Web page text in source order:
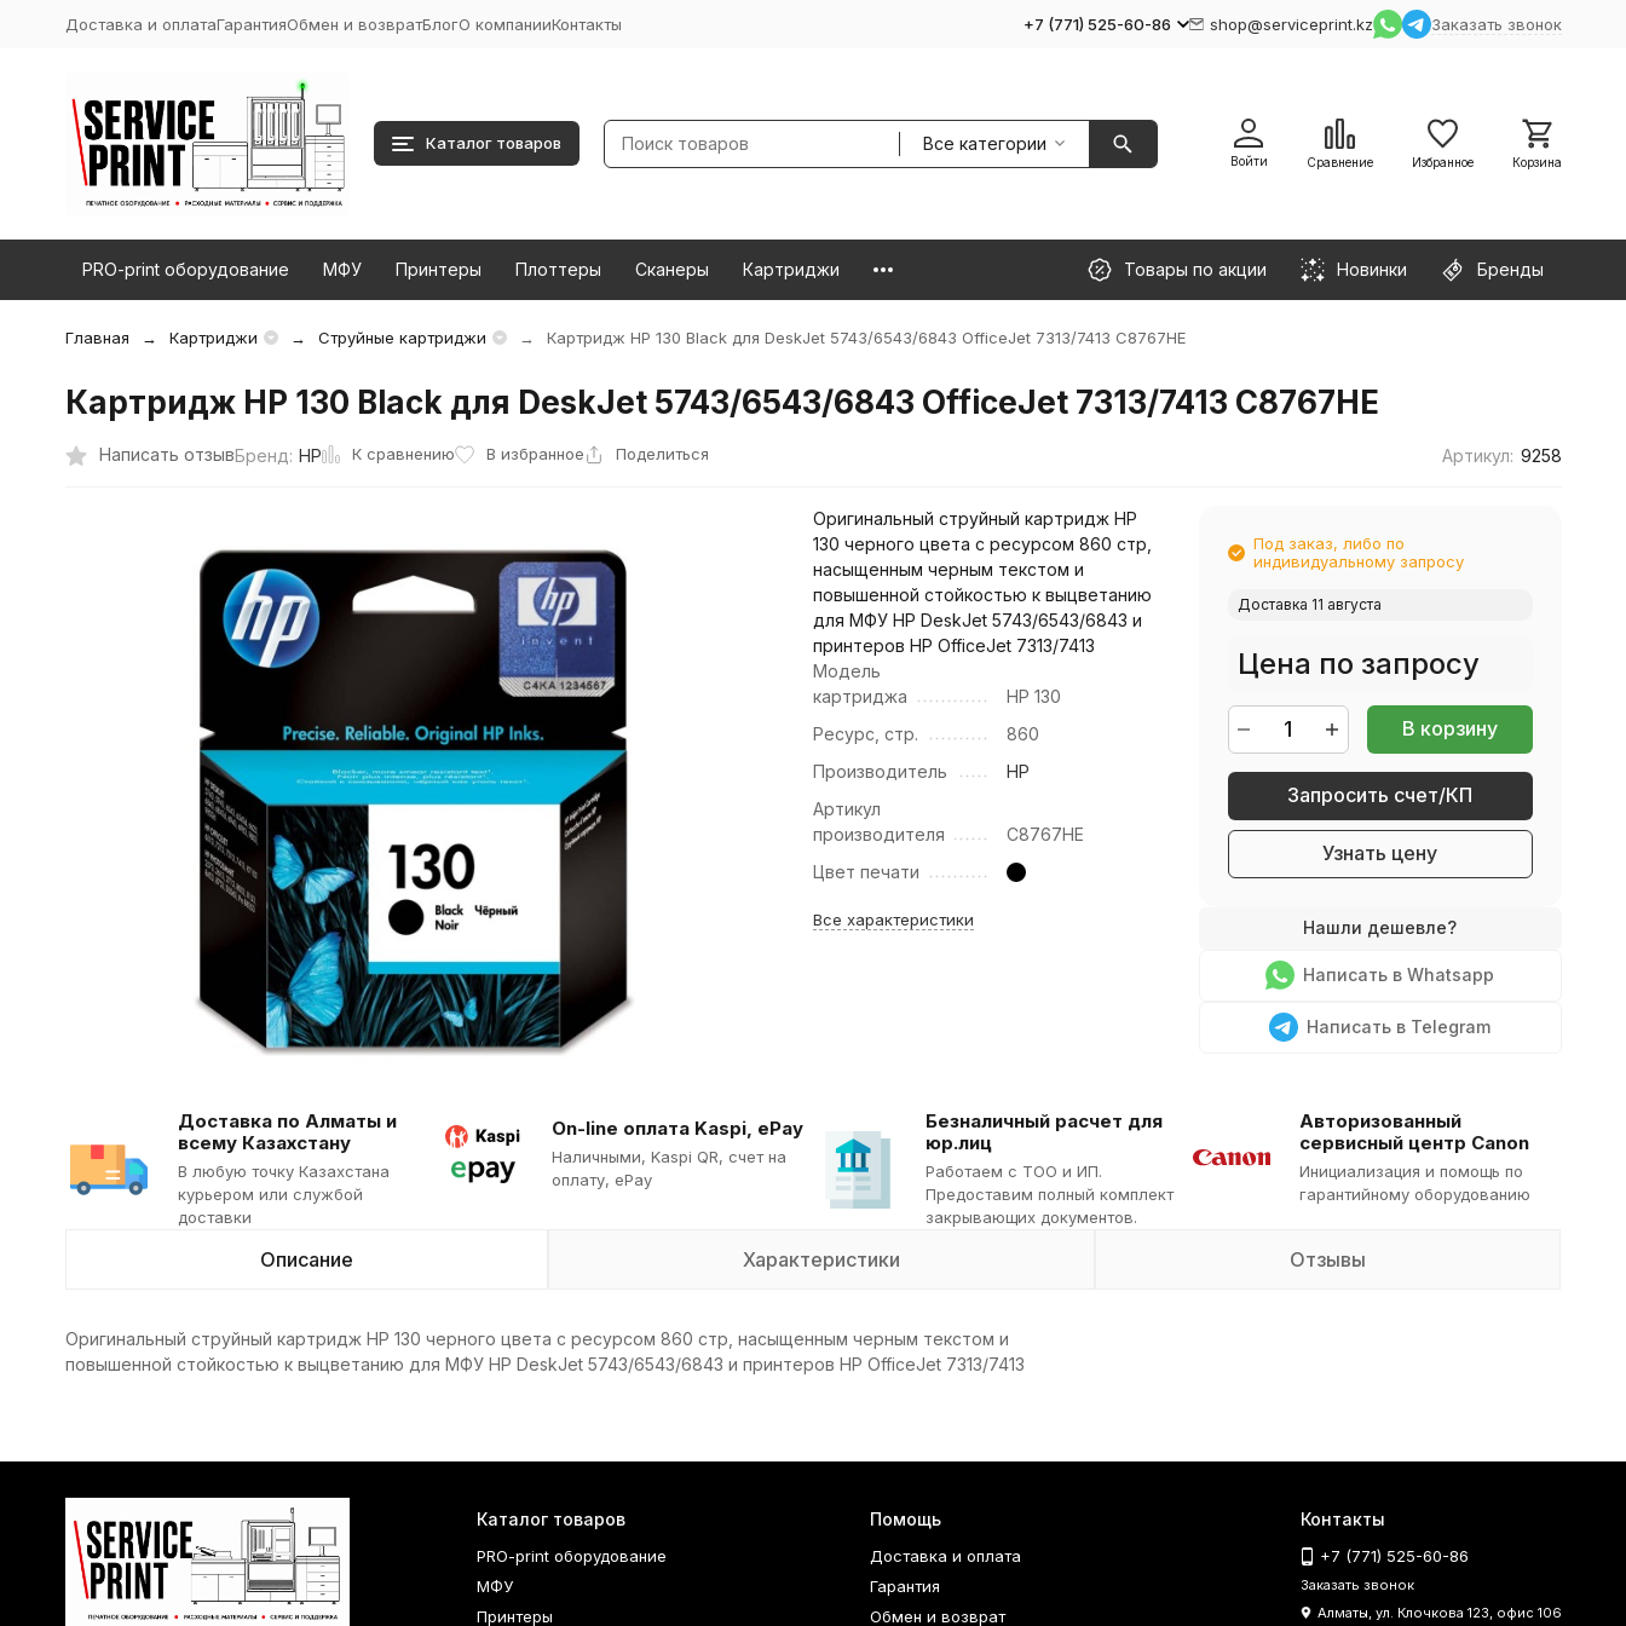
Доставка и оплатаГарантияОбмен и возвратБлогО компанииКонтакты +7 (771) 525-60-86 shop@serviceprint.kz Заказать звонок
Каталог товаров Все категории
Войти Сравнение Избранное Корзина
PRO-print оборудование МФУ Принтеры Плоттеры Сканеры Картриджи Товары по акции Новинки Бренды
Главная Картриджи Струйные картриджи Картридж HP 130 Black для DeskJet 5743/6543/6843 OfficeJet 7313/7413 C8767HE
Картридж HP 130 Black для DeskJet 5743/6543/6843 OfficeJet 7313/7413 C8767HE
Написать отзывБренд: HP К сравнению В избранное Поделиться Артикул: 9258
Оригинальный струйный картридж HP
130 черного цвета с ресурсом 860 стр,
насыщенным черным текстом и
повышенной стойкостью к выцветанию
для МФУ HP DeskJet 5743/6543/6843 и
принтеров HP OfficeJet 7313/7413
Модель
картриджа
HP 130
Ресурс, стр.
860
Производитель
HP
Артикул
производителя
C8767HE
Цвет печати
Все характеристики
Под заказ, либо по
индивидуальному запросу
Доставка 11 августа
Цена по запросу
В корзину
Запросить счет/КП
Узнать цену
Написать в Whatsapp
Написать в Telegram
Доставка по Алматы и
всему Казахстану
В любую точку Казахстана
курьером или службой
доставки
On-line оплата Kaspi, ePay
Наличными, Kaspi QR, cчет на
оплату, ePay
Безналичный расчет для
юр.лиц
Работаем с ТОО и ИП.
Предоставим полный комплект
закрывающих документов.
Авторизованный
сервисный центр Canon
Инициализация и помощь по
гарантийному оборудованию
Описание Характеристики Отзывы
Оригинальный струйный картридж HP 130 черного цвета с ресурсом 860 стр, насыщенным черным текстом и
повышенной стойкостью к выцветанию для МФУ HP DeskJet 5743/6543/6843 и принтеров HP OfficeJet 7313/7413
Каталог товаров
PRO-print оборудование
МФУ
Принтеры
Помощь
Доставка и оплата
Гарантия
Обмен и возврат
Контакты
+7 (771) 525-60-86
Заказать звонок
Алматы, ул. Клочкова 123, офис 106